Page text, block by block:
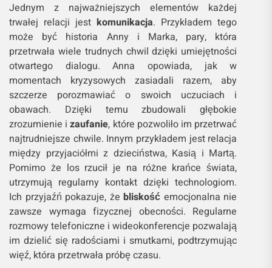
Jednym z najważniejszych elementów każdej
trwałej relacji jestkomunikacja. Przykładem tego
może być historia Anny i Marka, pary, która
przetrwała wiele trudnych chwil dzięki umiejętności
otwartego dialogu. Anna opowiada, jak w
momentach kryzysowych zasiadali razem, aby
szczerze porozmawiać o swoich uczuciach i
obawach. Dzięki temu zbudowali głębokie
zrozumienie izaufanie, które pozwoliło im przetrwać
najtrudniejsze chwile. Innym przykładem jest relacja
między przyjaciółmi z dzieciństwa, Kasią i Martą.
Pomimo że los rzucił je na różne krańce świata,
utrzymują regularny kontakt dzięki technologiom.
Ich przyjaźń pokazuje, żebliskość emocjonalna nie
zawsze wymaga fizycznej obecności. Regularne
rozmowy telefoniczne i wideokonferencje pozwalają
im dzielić się radościami i smutkami, podtrzymując
więź, która przetrwała próbę czasu.